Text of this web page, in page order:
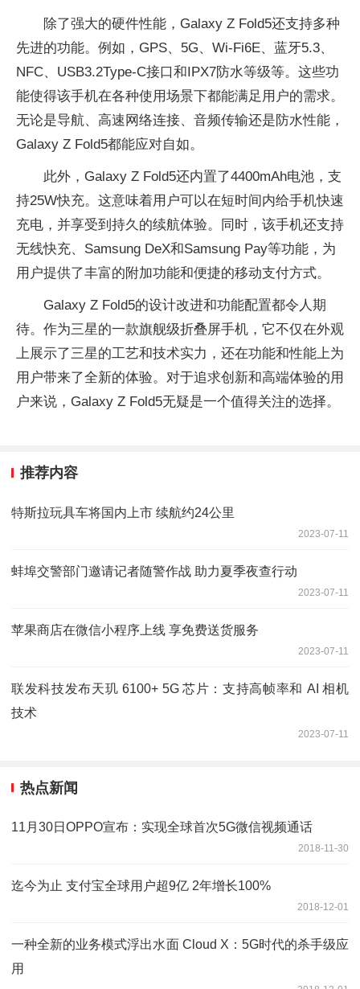
除了强大的硬件性能，Galaxy Z Fold5还支持多种
先进的功能。例如，GPS、5G、Wi-Fi6E、蓝牙5.3、
NFC、USB3.2Type-C接口和IPX7防水等级等。这些功
能使得该手机在各种使用场景下都能满足用户的需求。
无论是导航、高速网络连接、音频传输还是防水性能，
Galaxy Z Fold5都能应对自如。
此外，Galaxy Z Fold5还内置了4400mAh电池，支
持25W快充。这意味着用户可以在短时间内给手机快速
充电，并享受到持久的续航体验。同时，该手机还支持
无线快充、Samsung DeX和Samsung Pay等功能，为
用户提供了丰富的附加功能和便捷的移动支付方式。
Galaxy Z Fold5的设计改进和功能配置都令人期
待。作为三星的一款旗舰级折叠屏手机，它不仅在外观
上展示了三星的工艺和技术实力，还在功能和性能上为
用户带来了全新的体验。对于追求创新和高端体验的用
户来说，Galaxy Z Fold5无疑是一个值得关注的选择。
推荐内容
特斯拉玩具车将国内上市 续航约24公里
2023-07-11
蚌埠交警部门邀请记者随警作战 助力夏季夜查行动
2023-07-11
苹果商店在微信小程序上线 享免费送货服务
2023-07-11
联发科技发布天玑 6100+ 5G 芯片：支持高帧率和 AI 相机
技术
2023-07-11
热点新闻
11月30日OPPO宣布：实现全球首次5G微信视频通话
2018-11-30
迄今为止 支付宝全球用户超9亿 2年增长100%
2018-12-01
一种全新的业务模式浮出水面 Cloud X：5G时代的杀手级应
用